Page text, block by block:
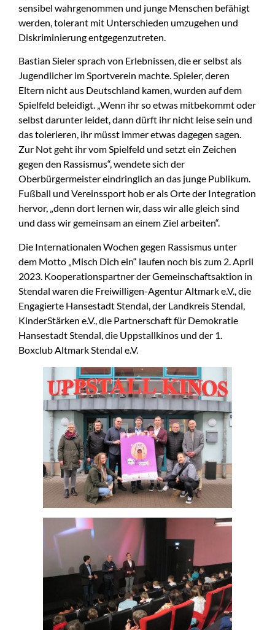
sensibel wahrgenommen und junge Menschen befähigt
werden, tolerant mit Unterschieden umzugehen und
Diskriminierung entgegenzutreten.
Bastian Sieler sprach von Erlebnissen, die er selbst als
Jugendlicher im Sportverein machte. Spieler, deren
Eltern nicht aus Deutschland kamen, wurden auf dem
Spielfeld beleidigt. „Wenn ihr so etwas mitbekommt oder
selbst darunter leidet, dann dürft ihr nicht leise sein und
das tolerieren, ihr müsst immer etwas dagegen sagen.
Zur Not geht ihr vom Spielfeld und setzt ein Zeichen
gegen den Rassismus“, wendete sich der
Oberbürgermeister eindringlich an das junge Publikum.
Fußball und Vereinssport hob er als Orte der Integration
hervor, „denn dort lernen wir, dass wir alle gleich sind
und dass wir gemeinsam an einem Ziel arbeiten“.
Die Internationalen Wochen gegen Rassismus unter
dem Motto „Misch Dich ein“ laufen noch bis zum 2. April
2023. Kooperationspartner der Gemeinschaftsaktion in
Stendal waren die Freiwilligen-Agentur Altmark e.V., die
Engagierte Hansestadt Stendal, der Landkreis Stendal,
KinderStärken e.V., die Partnerschaft für Demokratie
Hansestadt Stendal, die Uppstallkinos und der 1.
Boxclub Altmark Stendal e.V.